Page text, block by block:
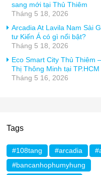
sang mới tại Thủ Thiêm
Tháng 5 18, 2026
Arcadia At Lavila Nam Sài
tư Kiến Á có gì nổi bật?
Tháng 5 18, 2026
Eco Smart City Thủ Thiêm
Thị Thông Minh tại TP.HCM
Tháng 5 16, 2026
Tags
#108tang #arcadia
#bancanhophumyhung